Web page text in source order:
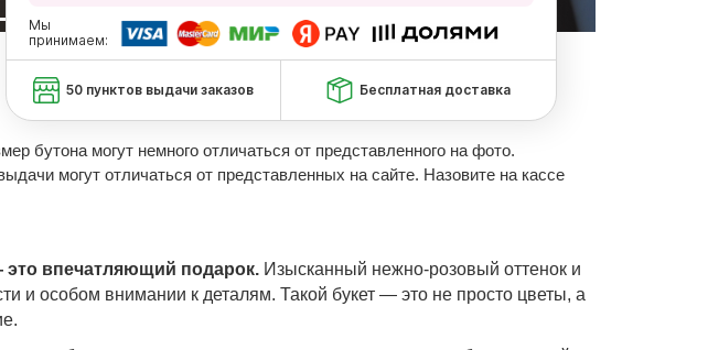
Мы
принимаем:
50 пунктов выдачи заказов Бесплатная доставка
бутона могут немного отличаться от представленного на фото.
могут отличаться от представленных на сайте. Назовите на кассе
это впечатляющий подарок. Изысканный нежно-розовый оттенок и
и особом внимании к деталям. Такой букет — это не просто цветы, а